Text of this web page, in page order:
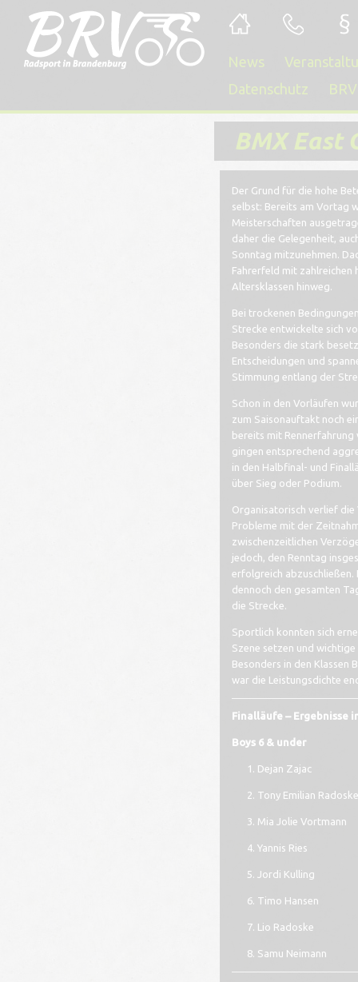
News
Datenschutz
BMX East
Der Grund für die hohe
selbst: Bereits am Vortag
Meisterschaften
daher die Gelegenheit,
Sonntag mitzunehmen.
Fahrerfeld mit zahlreichen
Altersklassen hinweg.
Bei trockenen
Strecke entwickelte sich
Besonders die stark
Entscheidungen und
Stimmung entlang der
Schon in den Vorläufen
zum Saisonauftakt noch
bereits mit
gingen entsprechend
in den Halbfinal- und
über Sieg oder Podium.
Organisatorisch verlief
Probleme mit der
zwischenzeitlichen
jedoch, den Renntag
erfolgreich abzuschließen.
dennoch den gesamten
die Strecke.
Sportlich konnten sich
Szene setzen und
Besonders in den Klassen
war die Leistungsdichte
Finalläufe – Ergebnisse
Boys 6 & under
Dejan Zajac
Tony Emilian
Mia Jolie Vortmann
Yannis Ries
Jordi Kulling
Timo Hansen
Lio Radoske
Samu Neimann